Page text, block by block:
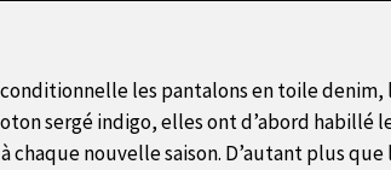
les pantalons en toile denim,
sergé indigo, elles ont d’abord habillé
chaque nouvelle saison. D’autant plus